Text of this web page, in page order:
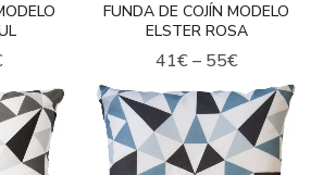
FUNDA DE COJÍN MODELO
ELSTER ROSA
41€– 55€